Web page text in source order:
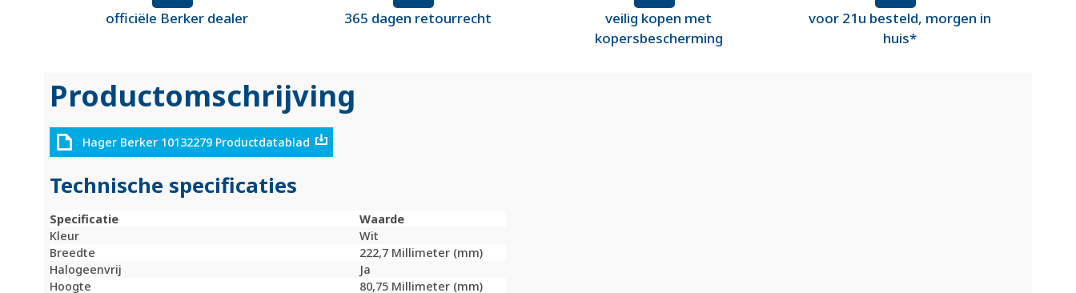
officiële Berker dealer 365 dagen retourrecht
veilig kopen met
kopersbescherming
voor 21u besteld, morgen in
huis*
Productomschrijving
Hager Berker 10132279 Productdatablad
Technische specificaties
Specificatie
Waarde
Kleur
Wit
Breedte
222,7 Millimeter (mm)
Halogeenvrij
Ja
Hoogte
80,75 Millimeter (mm)